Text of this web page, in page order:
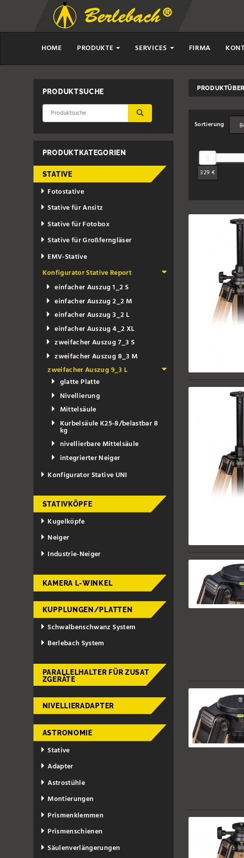
HOME PRODUKTE SERVICES FIRMA
Sortierung
329 €
PRODUKTSUCHE
PRODUKTKATEGORIEN
STATIVE
Fotostative
Stative für Ansitz
Stative für Fotobox
Stative für Großferngläser
EMV-Stative
Konfigurator Stative Report
einfacher Auszug 1_2 S
einfacher Auszug 2_2 M
einfacher Auszug 3_2 L
einfacher Auszug 4_2 XL
zweifacher Auszug 7_3 S
zweifacher Auszug 8_3 M
zweifacher Auszug 9_3 L
glatte Platte
Nivellierung
Mittelsäule
Kurbelsäule K25-8/belastbar 8
kg
nivellierbare Mittelsäule
integrierter Neiger
Konfigurator Stative UNI
STATIVKÖPFE
Kugelköpfe
Neiger
Industrie-Neiger
KAMERA L-WINKEL
KUPPLUNGEN/PLATTEN
Schwalbenschwanz System
Berlebach System
PARALLELHALTER FÜR ZUSAT
ZGERÄTE
NIVELLIERADAPTER
ASTRONOMIE
Stative
Adapter
Astrostühle
Montierungen
Prismenklemmen
Prismenschienen
Säulenverlängerungen